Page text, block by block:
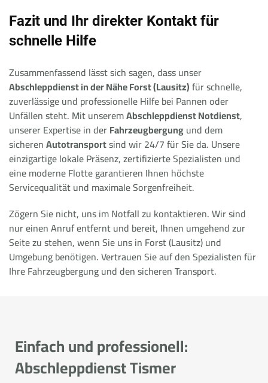
Fazit und Ihr direkter Kontakt für
schnelle Hilfe
Zusammenfassend lässt sich sagen, dass unser
Abschleppdienst in der Nähe Forst (Lausitz)für schnelle,
zuverlässige und professionelle Hilfe bei Pannen oder
Unfällen steht. Mit unseremAbschleppdienst Notdienst,
unserer Expertise in derFahrzeugbergungund dem
sicherenAutotransportsind wir 24/7 für Sie da. Unsere
einzigartige lokale Präsenz, zertifizierte Spezialisten und
eine moderne Flotte garantieren Ihnen höchste
Servicequalität und maximale Sorgenfreiheit.
Zögern Sie nicht, uns im Notfall zu kontaktieren. Wir sind
nur einen Anruf entfernt und bereit, Ihnen umgehend zur
Seite zu stehen, wenn Sie uns in Forst (Lausitz) und
Umgebung benötigen. Vertrauen Sie auf den Spezialisten für
Ihre Fahrzeugbergung und den sicheren Transport.
Einfach und professionell:
Abschleppdienst Tismer